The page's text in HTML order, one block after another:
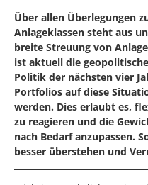
Über allen Überlegungen
Anlageklassen steht aus
breite Streuung von
ist aktuell die
Politik der nächsten vier
Portfolios auf diese
werden. Dies erlaubt es,
zu reagieren und die
nach Bedarf anzupassen.
besser überstehen und